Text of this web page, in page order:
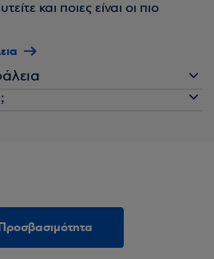
και ποιες είναι οι πιο